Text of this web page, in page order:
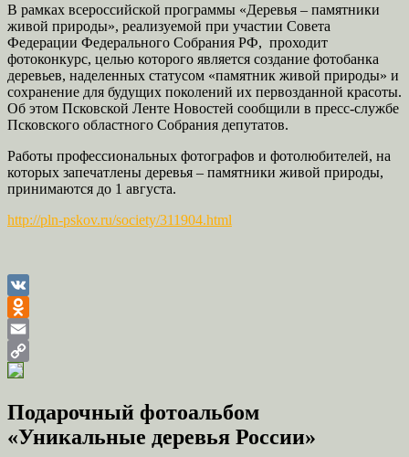
В рамках всероссийской программы «Деревья – памятники
живой природы», реализуемой при участии Совета
Федерации Федерального Собрания РФ, проходит
фотоконкурс, целью которого является создание фотобанка
деревьев, наделенных статусом «памятник живой природы» и
сохранение для будущих поколений их первозданной красоты.
Об этом Псковской Ленте Новостей сообщили в пресс-службе
Псковского областного Собрания депутатов.
Работы профессиональных фотографов и фотолюбителей, на
которых запечатлены деревья – памятники живой природы,
принимаются до 1 августа.
http://pln-pskov.ru/society/311904.html
VK
Odnoklassniki
Email
Copy
Подарочный фотоальбом
«Уникальные деревья России»